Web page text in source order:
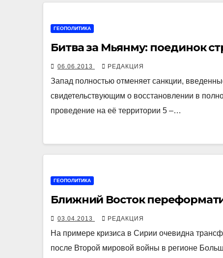
ГЕОПОЛИТИКА
Битва за Мьянму: поединок
06.06.2013 РЕДАКЦИЯ
Запад полностью отменяет санкции,
свидетельствующим о восстановлении в
проведение на её территории 5 –…
ГЕОПОЛИТИКА
Ближний Восток
03.04.2013 РЕДАКЦИЯ
На примере кризиса в Сирии очевидна
после Второй мировой войны в регионе